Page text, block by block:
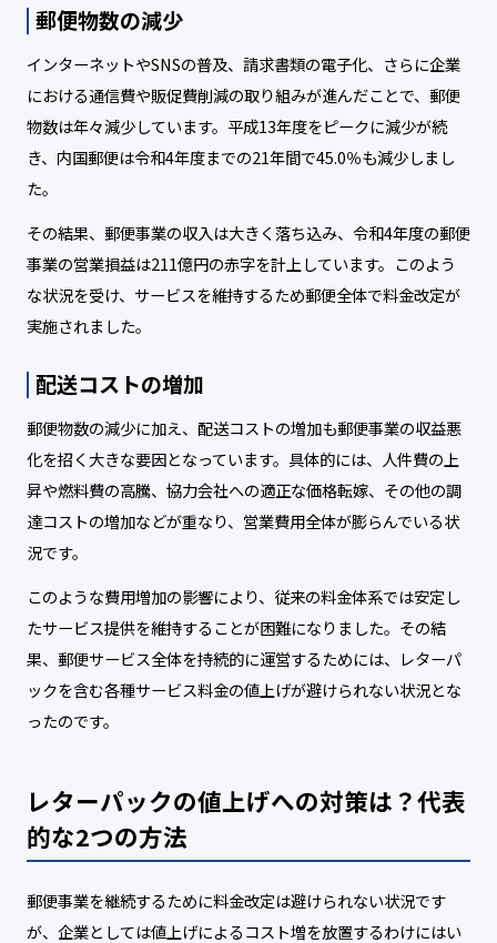
郵便物数の減少
インターネットやSNSの普及、請求書類の電子化、さらに企業
における通信費や販促費削減の取り組みが進んだことで、郵便
物数は年々減少しています。平成13年度をピークに減少が続
き、内国郵便は令和4年度までの21年間で45.0％も減少しまし
た。
その結果、郵便事業の収入は大きく落ち込み、令和4年度の郵便
事業の営業損益は211億円の赤字を計上しています。このよう
な状況を受け、サービスを維持するため郵便全体で料金改定が
実施されました。
配送コストの増加
郵便物数の減少に加え、配送コストの増加も郵便事業の収益悪
化を招く大きな要因となっています。具体的には、人件費の上
昇や燃料費の高騰、協力会社への適正な価格転嫁、その他の調
達コストの増加などが重なり、営業費用全体が膨らんでいる状
況です。
このような費用増加の影響により、従来の料金体系では安定し
たサービス提供を維持することが困難になりました。その結
果、郵便サービス全体を持続的に運営するためには、レターパ
ックを含む各種サービス料金の値上げが避けられない状況とな
ったのです。
レターパックの値上げへの対策は？代表
的な2つの方法
郵便事業を継続するために料金改定は避けられない状況です
が、企業としては値上げによるコスト増を放置するわけにはい